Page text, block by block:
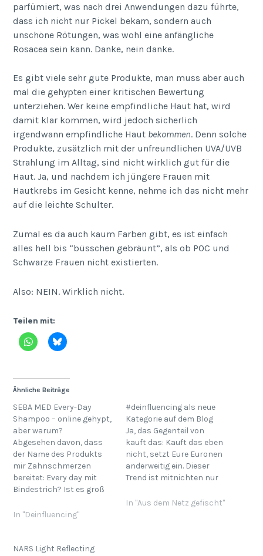
parfümiert, was nach drei Anwendungen dazu führte,
dass ich nicht nur Pickel bekam, sondern auch
unschöne Rötungen, was wohl eine anfängliche
Rosacea sein kann. Danke, nein danke.
Es gibt viele sehr gute Produkte, man muss aber auch
mal die gehypten einer kritischen Bewertung
unterziehen. Wer keine empfindliche Haut hat, wird
damit klar kommen, wird jedoch sicherlich
irgendwann empfindliche Haut bekommen. Denn solche
Produkte, zusätzlich mit der unfreundlichen UVA/UVB
Strahlung im Alltag, sind nicht wirklich gut für die
Haut. Ja, und nachdem ich jüngere Frauen mit
Hautkrebs im Gesicht kenne, nehme ich das nicht mehr
auf die leichte Schulter.
Zumal es da auch kaum Farben gibt, es ist einfach
alles hell bis “büsschen gebräunt”, als ob POC und
Schwarze Frauen nicht existierten.
Also: NEIN. Wirklich nicht.
Teilen mit:
Ähnliche Beiträge
SEBA MED Every-Day
Shampoo – online gehypt,
aber warum?
Abgesehen davon, dass
der Name des Produkts
mir Zahnschmerzen
bereitet: Every day mit
Bindestrich? Ist es groß
Why so Denglisch?
Drogerie-Empfehlungen
In "Deinfluencing"
#deinfluencing als neue
Kategorie auf dem Blog
Ja, das Gegenteil von
kauft das: Kauft das eben
nicht, setzt Eure Euronen
anderweitig ein. Dieser
Trend ist mitnichten nur
Trend, es ist die
In "Aus dem Netz gefischt"
NARS Light Reflecting